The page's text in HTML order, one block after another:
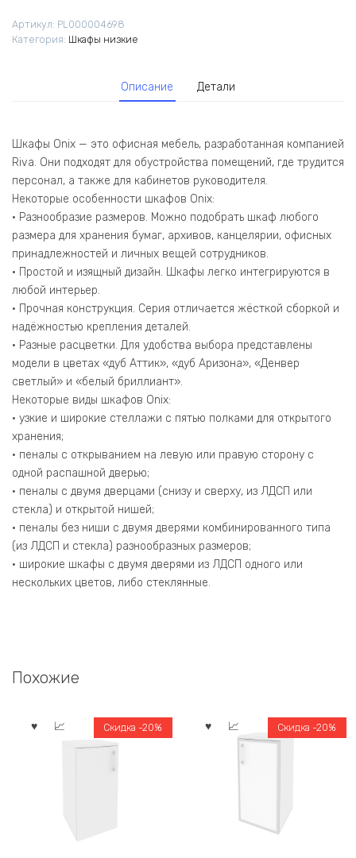
правый
O.SU-
Бриллиант
400*420*823
Артикул: PL000004698
Категория: Шкафы низкие
Описание Детали
Шкафы Onix — это офисная мебель, разработанная компанией
Riva. Они подходят для обустройства помещений, где трудится
персонал, а также для кабинетов руководителя.
Некоторые особенности шкафов Onix:
• Разнообразие размеров. Можно подобрать шкаф любого
размера для хранения бумаг, архивов, канцелярии, офисных
принадлежностей и личных вещей сотрудников.
• Простой и изящный дизайн. Шкафы легко интегрируются в
любой интерьер.
• Прочная конструкция. Серия отличается жёсткой сборкой и
надёжностью крепления деталей.
• Разные расцветки. Для удобства выбора представлены
модели в цветах «дуб Аттик», «дуб Аризона», «Денвер
светлый» и «белый бриллиант».
Некоторые виды шкафов Onix:
• узкие и широкие стеллажи с пятью полками для открытого
хранения;
• пеналы с открыванием на левую или правую сторону с
одной распашной дверью;
• пеналы с двумя дверцами (снизу и сверху, из ЛДСП или
стекла) и открытой нишей;
• пеналы без ниши с двумя дверями комбинированного типа
(из ЛДСП и стекла) разнообразных размеров;
• широкие шкафы с двумя дверями из ЛДСП одного или
нескольких цветов, либо стеклянные.
Похожие
Скидка -20% Скидка -20%